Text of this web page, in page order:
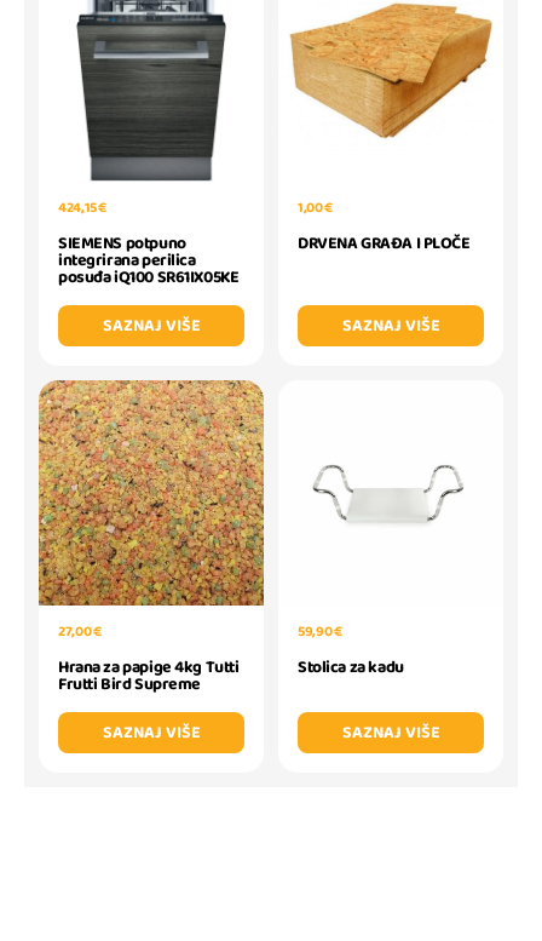
424,15 €
SIEMENS potpuno
integrirana perilica
posuđa iQ100 SR61IX05KE
SAZNAJ VIŠE
1,00 €
DRVENA GRAĐA I PLOČE
SAZNAJ VIŠE
27,00 €
Hrana za papige 4kg Tutti
Frutti Bird Supreme
SAZNAJ VIŠE
59,90 €
Stolica za kadu
SAZNAJ VIŠE